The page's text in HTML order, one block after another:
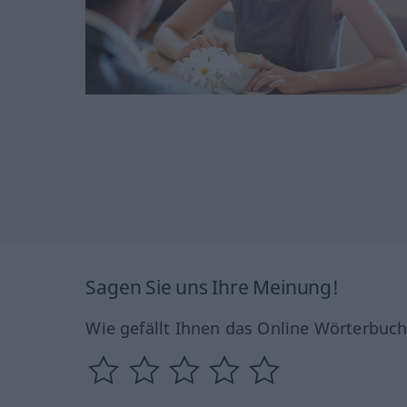
Sagen Sie uns Ihre Meinung!
Wie gefällt Ihnen das Online